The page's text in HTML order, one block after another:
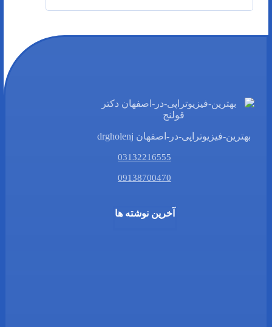
بهترین-فیزیوتراپی-در-اصفهان drgholenj
03132216555
09138700470
آخرین نوشته ها